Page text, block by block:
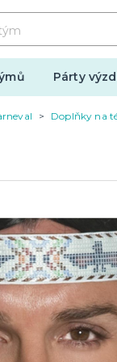
Párty
Svatba
Svatby
Doplňky na